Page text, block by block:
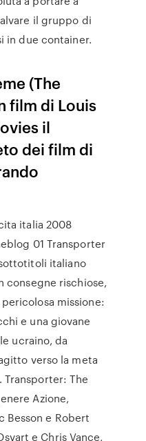
il gruppo di
in due container.
(The
film di Louis
il
dei film di
italia 2008
01 Transporter
italiano
consegne rischiose,
missione:
e una giovane
ucraino, da
verso la meta
The
Azione,
Besson e Robert
e Chris Vance,